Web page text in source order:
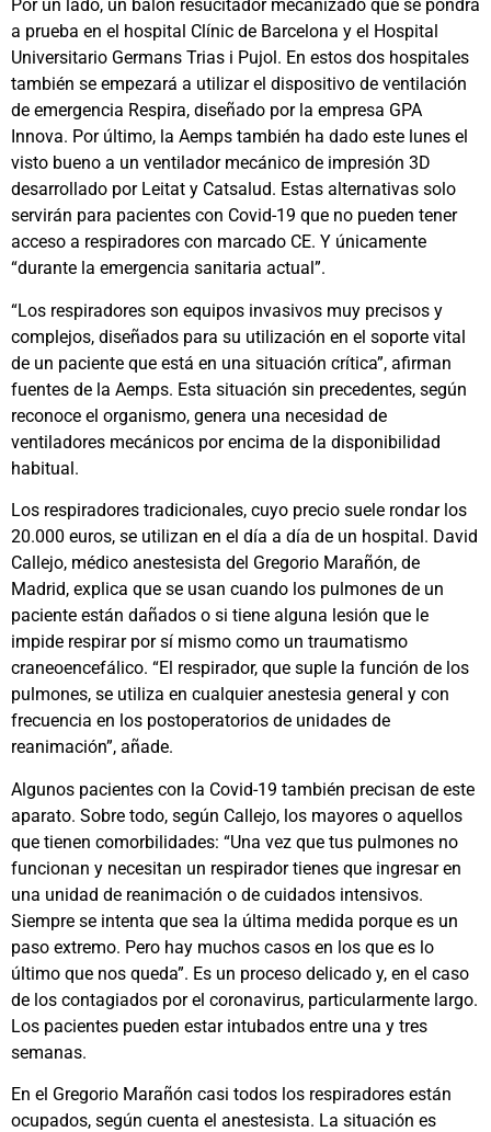
Por un lado, un balón resucitador mecanizado que se pondrá
a prueba en el hospital Clínic de Barcelona y el Hospital
Universitario Germans Trias i Pujol. En estos dos hospitales
también se empezará a utilizar el dispositivo de ventilación
de emergencia Respira, diseñado por la empresa GPA
Innova. Por último, la Aemps también ha dado este lunes el
visto bueno a un ventilador mecánico de impresión 3D
desarrollado por Leitat y Catsalud. Estas alternativas solo
servirán para pacientes con Covid-19 que no pueden tener
acceso a respiradores con marcado CE. Y únicamente
“durante la emergencia sanitaria actual”.
“Los respiradores son equipos invasivos muy precisos y
complejos, diseñados para su utilización en el soporte vital
de un paciente que está en una situación crítica”, afirman
fuentes de la Aemps. Esta situación sin precedentes, según
reconoce el organismo, genera una necesidad de
ventiladores mecánicos por encima de la disponibilidad
habitual.
Los respiradores tradicionales, cuyo precio suele rondar los
20.000 euros, se utilizan en el día a día de un hospital. David
Callejo, médico anestesista del Gregorio Marañón, de
Madrid, explica que se usan cuando los pulmones de un
paciente están dañados o si tiene alguna lesión que le
impide respirar por sí mismo como un traumatismo
craneoencefálico. “El respirador, que suple la función de los
pulmones, se utiliza en cualquier anestesia general y con
frecuencia en los postoperatorios de unidades de
reanimación”, añade.
Algunos pacientes con la Covid-19 también precisan de este
aparato. Sobre todo, según Callejo, los mayores o aquellos
que tienen comorbilidades: “Una vez que tus pulmones no
funcionan y necesitan un respirador tienes que ingresar en
una unidad de reanimación o de cuidados intensivos.
Siempre se intenta que sea la última medida porque es un
paso extremo. Pero hay muchos casos en los que es lo
último que nos queda”. Es un proceso delicado y, en el caso
de los contagiados por el coronavirus, particularmente largo.
Los pacientes pueden estar intubados entre una y tres
semanas.
En el Gregorio Marañón casi todos los respiradores están
ocupados, según cuenta el anestesista. La situación es